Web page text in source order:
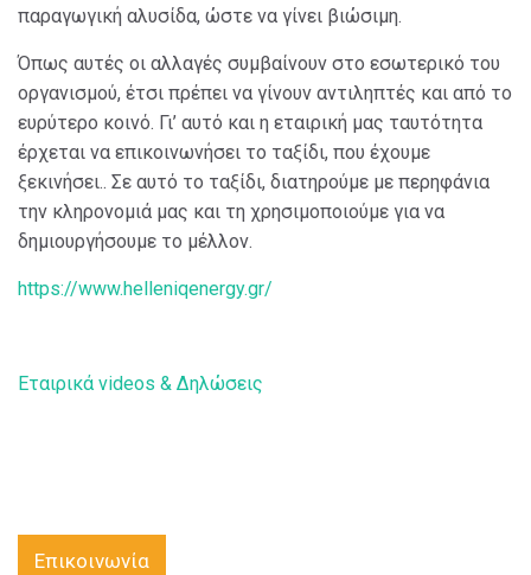
παραγωγική αλυσίδα, ώστε να γίνει βιώσιμη.
Όπως αυτές οι αλλαγές συμβαίνουν στο εσωτερικό του
οργανισμού, έτσι πρέπει να γίνουν αντιληπτές και από το
ευρύτερο κοινό. Γι’ αυτό και η εταιρική μας ταυτότητα
έρχεται να επικοινωνήσει το ταξίδι, που έχουμε
ξεκινήσει.. Σε αυτό το ταξίδι, διατηρούμε με περηφάνια
την κληρονομιά μας και τη χρησιμοποιούμε για να
δημιουργήσουμε το μέλλον.
https://www.helleniqenergy.gr/
Εταιρικά videos & Δηλώσεις
Επικοινωνία